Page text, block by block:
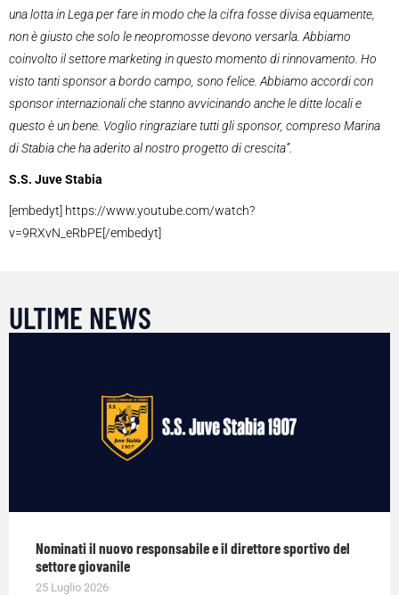
una lotta in Lega per fare in modo che la cifra fosse divisa equamente,
non è giusto che solo le neopromosse devono versarla. Abbiamo
coinvolto il settore marketing in questo momento di rinnovamento. Ho
visto tanti sponsor a bordo campo, sono felice. Abbiamo accordi con
sponsor internazionali che stanno avvicinando anche le ditte locali e
questo è un bene. Voglio ringraziare tutti gli sponsor, compreso Marina
di Stabia che ha aderito al nostro progetto di crescita”.
S.S. Juve Stabia
[embedyt] https://www.youtube.com/watch?
v=9RXvN_eRbPE[/embedyt]
ULTIME NEWS
Nominati il nuovo responsabile e il direttore sportivo del
settore giovanile
25 Luglio 2026